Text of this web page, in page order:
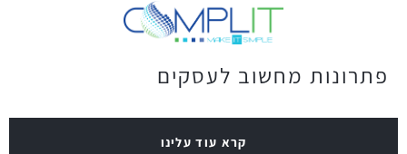
פתרונות מחשוב לעסקים
קרא עוד עלינו